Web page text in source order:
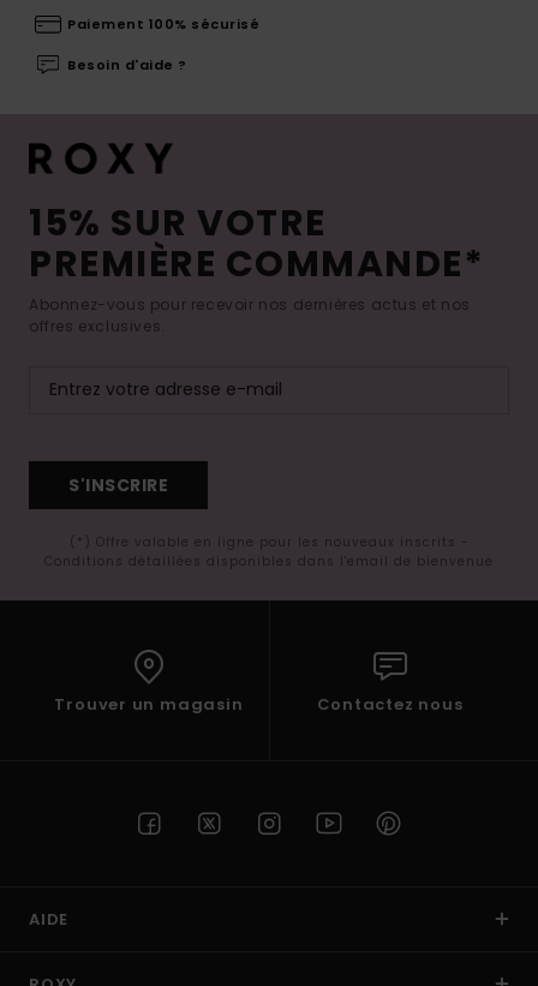
Paiement 100% sécurisé
Besoin d'aide ?
15% SUR VOTRE
PREMIÈRE COMMANDE*
Abonnez-vous pour recevoir nos dernières actus et nos
offres exclusives.
S'INSCRIRE
(*) Offre valable en ligne pour les nouveaux inscrits -
Conditions détaillées disponibles dans l'email de bienvenue
Trouver un magasin Contactez nous
AIDE